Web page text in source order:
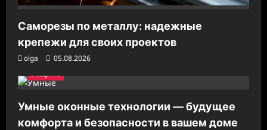
Саморезы по металлу: надежные
крепежи для своих проектов
olga
05.08.2026
Защита
Умные оконные технологии — будущее
комфорта и безопасности в вашем доме